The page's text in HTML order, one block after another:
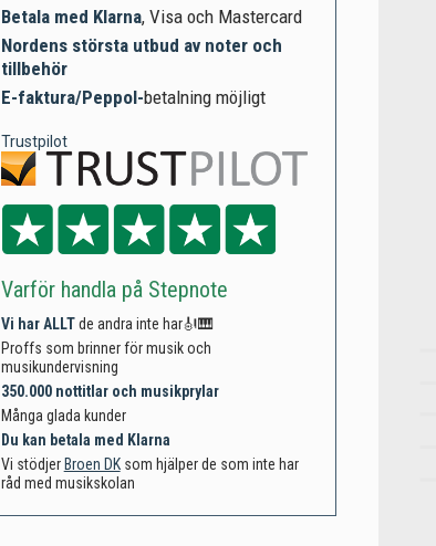
Betala med Klarna, Visa och Mastercard
Nordens största utbud av noter och
tillbehör
E-faktura/Peppol-betalning möjligt
Trustpilot
Varför handla på Stepnote
Vi har ALLTde andra inte har🎻🎹
Proffs som brinner för musik och
musikundervisning
350.000 nottitlar och musikprylar
Många glada kunder
Du kan betala med Klarna
Vi stödjer Broen DKsom hjälper de som inte har
råd med musikskolan